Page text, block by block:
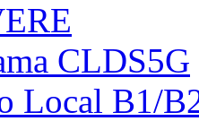
CLDS5G
Local B1/